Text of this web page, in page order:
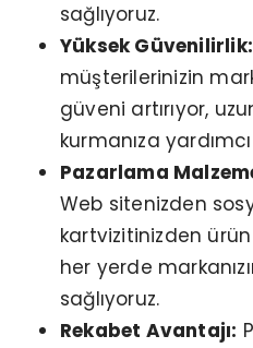
sağlıyoruz.
Yüksek Güvenilirlik:
müşterilerinizin
güveni artırıyor,
kurmanıza
Pazarlama
Web sitenizden
kartvizitinizden
her yerde
sağlıyoruz.
Rekabet Avantajı: